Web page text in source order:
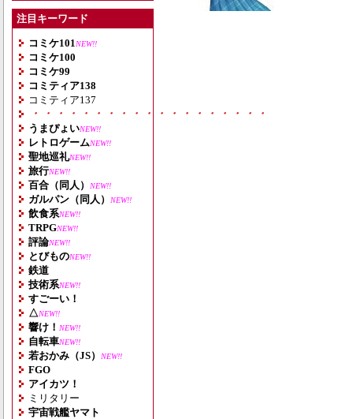
注目キーワード
コミケ101 NEW!!
コミケ100
コミケ99
コミティア138
コミティア137
・・・・・・・・・・・・・・・・・・・
うまぴょいNEW!!
レトロゲームNEW!!
聖地巡礼NEW!!
旅行NEW!!
百合（同人） NEW!!
ガルパン（同人） NEW!!
飲食系NEW!!
TRPGNEW!!
評論NEW!!
とびものNEW!!
鉄道
技術系NEW!!
すごーい！
△NEW!!
響け！ NEW!!
自転車NEW!!
若おかみ（JS） NEW!!
FGO
アイカツ！
ミリタリー
宇宙戦艦ヤマト